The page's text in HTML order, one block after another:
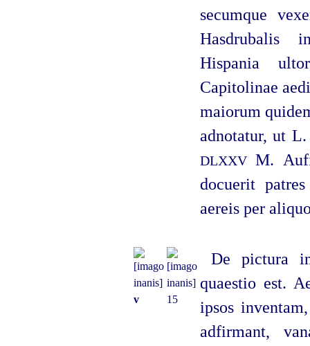
secumque
Hasdrubalis
Hispania
Capitolinae
maiorum
adnotatur, ut
DLXXVM.
docuerit
aereis per
v 15
De pictura
quaestio est.
ipsos
adfirmant,